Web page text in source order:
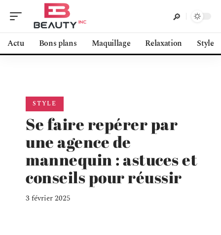
Actu Bons plans Maquillage Relaxation Style
STYLE
Se faire repérer par
une agence de
mannequin : astuces et
conseils pour réussir
3 février 2025